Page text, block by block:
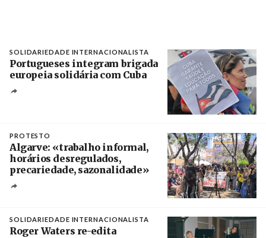
SOLIDARIEDADE INTERNACIONALISTA
Portugueses integram brigada
europeia solidária com Cuba
PROTESTO
Algarve: «trabalho informal,
horários desregulados,
precariedade, sazonalidade»
SOLIDARIEDADE INTERNACIONALISTA
Roger Waters re-edita